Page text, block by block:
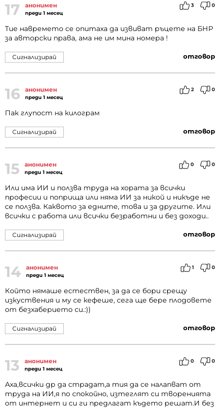
17 анонимен
преди 1 месец
3 0
Тие навремето се опитаха да извиват ръцете на БНР
за авторски права, ама не им мина номера !
отговор
Сигнализирай
16 анонимен
преди 1 месец
2 0
Пак глупост на килограм
отговор
Сигнализирай
15 анонимен
преди 1 месец
0 0
Или има ИИ и ползва труда на хората за всички
професии и поприща или няма ИИ за никой и никъде не
се ползва. Каквото за едните, това и за другите. Или
всички с работа или всички безработни и без доходи..
отговор
Сигнализирай
14 анонимен
преди 1 месец
1 0
Който нямаше естествен, за да се бори срещу
изкуствения и му се кефеше, сега ще бере плодовете
от безхаберието си.:))
отговор
Сигнализирай
13 анонимен
преди 1 месец
0 0
Аха,всички др да страдат,а тия да се налапват от
труда на ИИ,я по спокойно, изтеглят си творенията
от интернет и си ги предлагат където решат.И без